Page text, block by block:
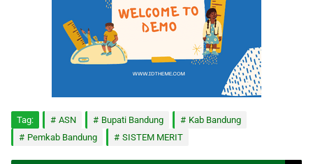
Tag: ASN Bupati Bandung
Kab Bandung
Pemkab Bandung
SISTEM MERIT